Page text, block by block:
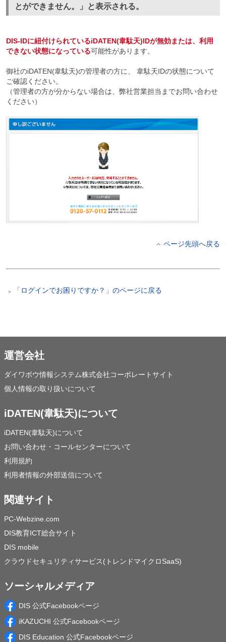
とができません。」と表示される。
DIS-IDに紐付けられているiDATEN(韋駄天)IDが無効または、利用
できない状態になっている可能性があります。
御社のiDATEN(韋駄天)の管理者の方に、 韋駄天IDの状態について
ご確認ください。
（管理者の方が分からない場合は、弊社営業担当までお問い合わせ
ください）
ページ先頭へ戻る
「ログインでお困りですか？」のページに戻る
運営会社
ダイワボウ情報システム株式会社コーポレートサイト
個人情報の取り扱いについて
iDATEN(韋駄天)について
iDATEN(韋駄天)について
お問い合わせ・コールセンターについて
利用規約
利用者情報の外部送信について
関連サイト
PC-Webzine.com
DIS教育ICT総合サイト
DIS mobile
クラウドセキュリティサービス(トレンドマイクロSaaS)
ソーシャルメディア
DIS 公式Facebookページ
iKAZUCHI 公式Facebookページ
DIS Education 公式Facebookページ